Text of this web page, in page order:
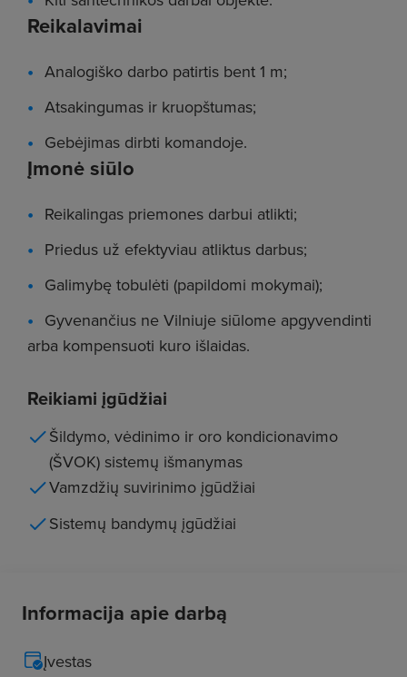
Reikalavimai
Analogiško darbo patirtis bent 1 m;
Atsakingumas ir kruopštumas;
Gebėjimas dirbti komandoje.
Įmonė siūlo
Reikalingas priemones darbui atlikti;
Priedus už efektyviau atliktus darbus;
Galimybę tobulėti (papildomi mokymai);
Gyvenančius ne Vilniuje siūlome apgyvendinti
arba kompensuoti kuro išlaidas.
Reikiami įgūdžiai
Šildymo, vėdinimo ir oro kondicionavimo
(ŠVOK) sistemų išmanymas
Vamzdžių suvirinimo įgūdžiai
Sistemų bandymų įgūdžiai
Informacija apie darbą
Įvestas